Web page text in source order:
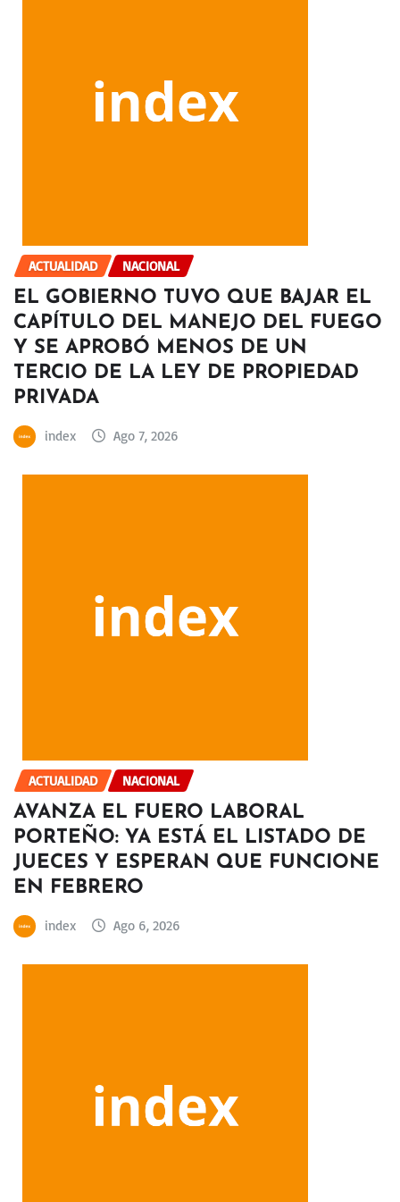
ACTUALIDAD NACIONAL
EL GOBIERNO TUVO QUE BAJAR EL
CAPÍTULO DEL MANEJO DEL FUEGO
Y SE APROBÓ MENOS DE UN
TERCIO DE LA LEY DE PROPIEDAD
PRIVADA
index Ago 7, 2026
ACTUALIDAD NACIONAL
AVANZA EL FUERO LABORAL
PORTEÑO: YA ESTÁ EL LISTADO DE
JUECES Y ESPERAN QUE FUNCIONE
EN FEBRERO
index Ago 6, 2026